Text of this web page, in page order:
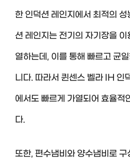
한 인덕션 레인지에서 최적의
션 레인지는 전기의 자기장을
열하는데, 이를 통해 빠르고 균
니다. 따라서 퀸센스 벨라 IH 인
에서도 빠르게 가열되어 효율적
다.
또한, 편수냄비와 양수냄비로